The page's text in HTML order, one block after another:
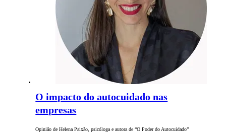
O impacto do autocuidado nas
empresas
Opinião de Helena Paixão, psicóloga e autora de “O Poder do Autocuidado”